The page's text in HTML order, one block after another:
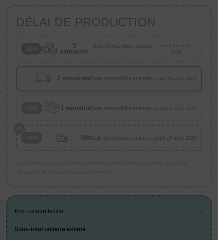
DÉLAI DE PRODUCTION
3
semaines
Date d'expédition estimée
:
jeudi 27 août
2026
2 semainesDate d'expédition estimée :jeudi 20 août 2026
1 semaineDate d'expédition estimée :jeudi 13 août 2026
48hDate d'expédition estimée :lundi 10 août 2026
Prix unitaire textile --
Sous-total unitaire estimé --